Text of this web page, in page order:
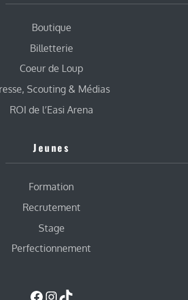
Boutique
Billetterie
Coeur de Loup
Scouting & Médias
ROI de l’Easi Arena
Jeunes
Formation
Recrutement
Stage
Perfectionnement
Facebook
Instagram
TikTok